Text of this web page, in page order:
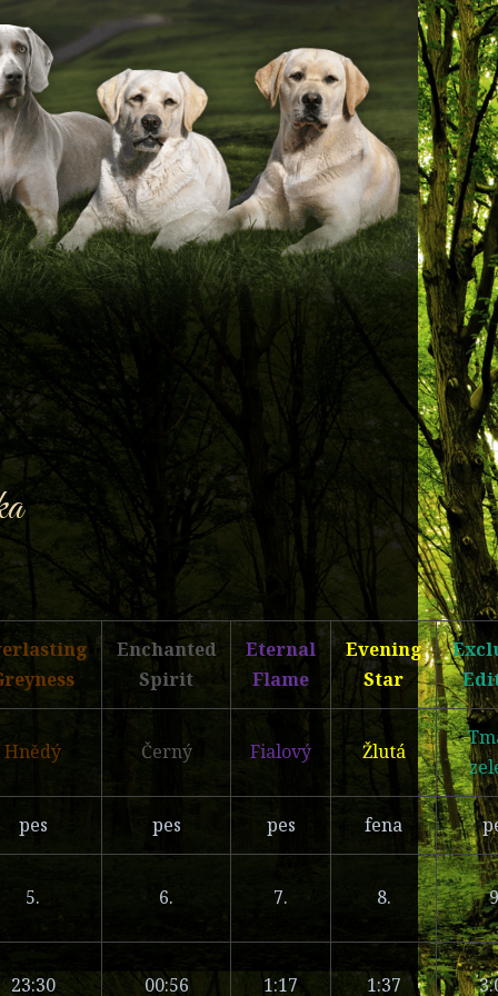
Enchanted
Spirit
Eternal
Flame
Evening
Star
Hnědý Černý Fialový Žlutá
pes pes pes fena
5. 6. 7. 8.
23:30 00:56 1:17 1:37